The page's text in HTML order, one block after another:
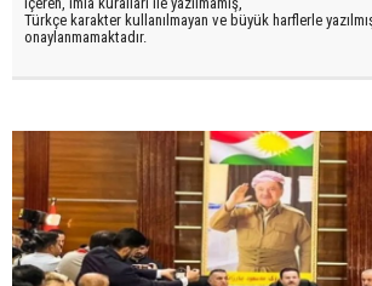
Türkçe karakter kullanılmayan ve büyük harflerle
onaylanmamaktadır.